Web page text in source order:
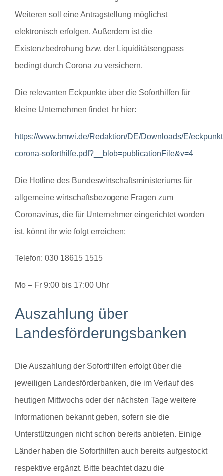
Weiteren soll eine Antragstellung möglichst
elektronisch erfolgen. Außerdem ist die
Existenzbedrohung bzw. der Liquiditätsengpass
bedingt durch Corona zu versichern.
Die relevanten Eckpunkte über die Soforthilfen für
kleine Unternehmen findet ihr hier:
https://www.bmwi.de/Redaktion/DE/Downloads/E/
corona-soforthilfe.pdf?__blob=publicationFile&v=4
Die Hotline des Bundeswirtschaftsministeriums für
allgemeine wirtschaftsbezogene Fragen zum
Coronavirus, die für Unternehmer eingerichtet worden
ist, könnt ihr wie folgt erreichen:
Telefon: 030 18615 1515
Mo – Fr 9:00 bis 17:00 Uhr
Auszahlung über
Landesförderungsbanken
Die Auszahlung der Soforthilfen erfolgt über die
jeweiligen Landesförderbanken, die im Verlauf des
heutigen Mittwochs oder der nächsten Tage weitere
Informationen bekannt geben, sofern sie die
Unterstützungen nicht schon bereits anbieten. Einige
Länder haben die Soforthilfen auch bereits aufgestockt
respektive ergänzt. Bitte beachtet dazu die